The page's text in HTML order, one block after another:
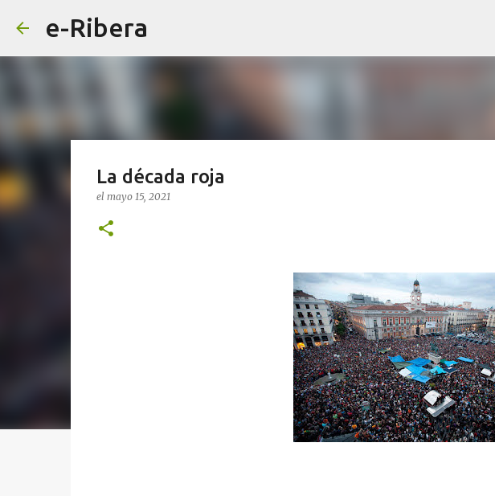
e-Ribera
La década roja
el mayo 15, 2021